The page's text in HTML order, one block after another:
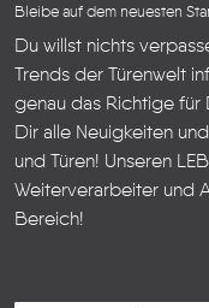
Bleibe auf dem neuesten
Du willst nichts
Trends der Türenwelt
genau das Richtige für
Dir alle Neuigkeiten
und Türen! Unseren
Weiterverarbeiter und
Bereich!